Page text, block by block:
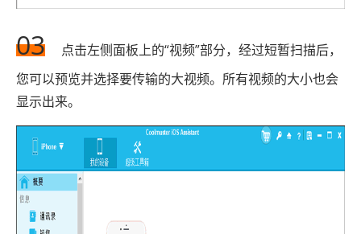
03
点击左侧面板上的“视频”部分，经过短暂扫描后，
您可以预览并选择要传输的大视频。所有视频的大小也会
显示出来。